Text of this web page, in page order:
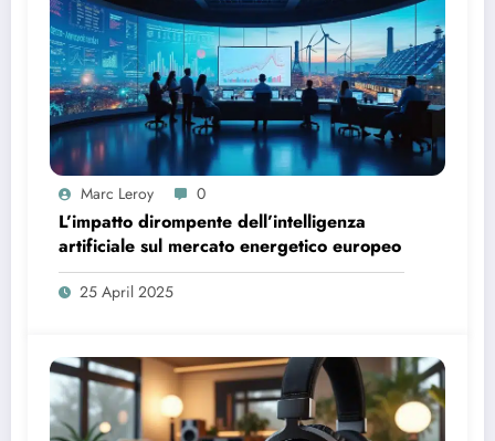
Marc Leroy 0
L’impatto dirompente dell’intelligenza
artificiale sul mercato energetico europeo
25 April 2025